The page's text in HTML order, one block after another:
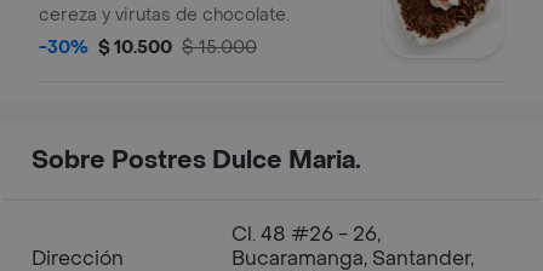
cereza y virutas de chocolate.
-30% $ 10.500 $ 15.000
Sobre Postres Dulce Maria.
Dirección
Cl. 48 #26 - 26,
Bucaramanga, Santander,